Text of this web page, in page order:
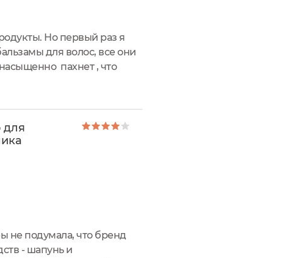
Но первый раз я
для волос, все они
пахнет , что
для
не подумала, что бренд
- шапунь и